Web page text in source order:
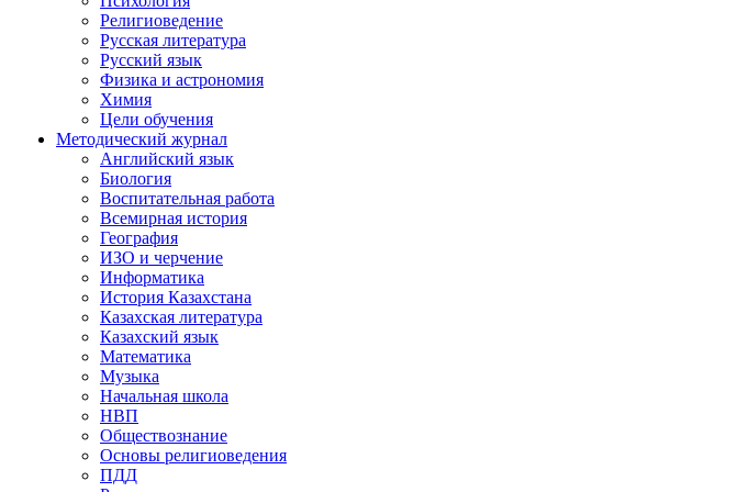
Религиоведение
Русская литература
Русский язык
Физика и астрономия
Химия
Цели обучения
Методический журнал
Английский язык
Биология
Воспитательная работа
Всемирная история
География
ИЗО и черчение
Информатика
История Казахстана
Казахская литература
Казахский язык
Математика
Музыка
Начальная школа
НВП
Обществознание
Основы религиоведения
ПДД